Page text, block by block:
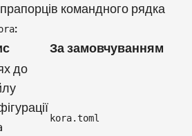
командного рядка
:
За замовчуванням
до
kora.toml